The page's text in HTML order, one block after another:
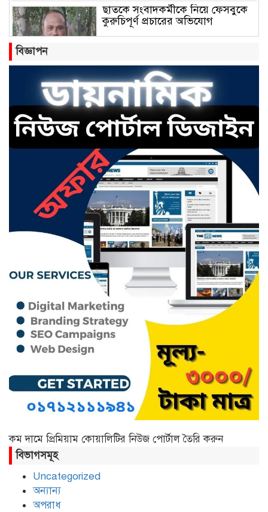
ছাতকে সংবাদকর্মীকে নিয়ে ফেসবুকে
কুরুচিপূর্ণ প্রচারের অভিযোগ
বাংলাবাজার সামারুন্নেছা উচ্চ বিদ্যালয়
ও কলেজের অ্যাডহক কমিটি সভাপতি
হলেন মোঃ আব্দুল জলিল।
পরিকল্পিত হত্যার অভিযোগ তুলে
সংবাদ সম্মেলন
ছাতকে ৫৩ কোটি ৭১ লাখ টাকার
পৌর বাজেট ঘোষণা
হাজী কমর আলী উচ্চ বিদ্যালয় ও
কলেজের এডহক কমিটির সভাপতি
গোলাম মাহমুদ আজম
ছাতক উপজেলা প্রেসক্লাবে লেখক
মাওলানা শামীম আহমদের মতবিনিময়
বিজ্ঞাপন
কম দামে প্রিমিয়াম কোয়ালিটির নিউজ পোর্টাল তৈরি করুন
বিভাগসমূহ
Uncategorized
অন্যান্য
অপরাধ